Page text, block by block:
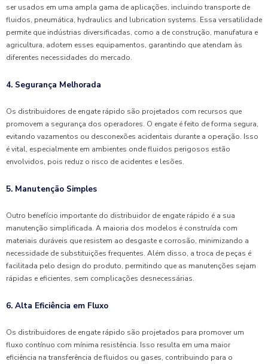
ser usados em uma ampla gama de aplicações, incluindo transporte de
fluidos, pneumática, hydraulics and lubrication systems. Essa versatilidade
permite que indústrias diversificadas, como a de construção, manufatura e
agricultura, adotem esses equipamentos, garantindo que atendam às
diferentes necessidades do mercado.
4. Segurança Melhorada
Os distribuidores de engate rápido são projetados com recursos que
promovem a segurança dos operadores. O engate é feito de forma segura,
evitando vazamentos ou desconexões acidentais durante a operação. Isso
é vital, especialmente em ambientes onde fluidos perigosos estão
envolvidos, pois reduz o risco de acidentes e lesões.
5. Manutenção Simples
Outro benefício importante do distribuidor de engate rápido é a sua
manutenção simplificada. A maioria dos modelos é construída com
materiais duráveis que resistem ao desgaste e corrosão, minimizando a
necessidade de substituições frequentes. Além disso, a troca de peças é
facilitada pelo design do produto, permitindo que as manutenções sejam
rápidas e eficientes, sem complicações desnecessárias.
6. Alta Eficiência em Fluxo
Os distribuidores de engate rápido são projetados para promover um
fluxo contínuo com mínima resistência. Isso resulta em uma maior
eficiência na transferência de fluidos ou gases, contribuindo para o